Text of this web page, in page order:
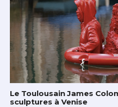
Le Toulousain James
sculptures à Venise